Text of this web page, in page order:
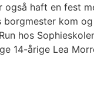
også haft en fest
kom
hos
14-årige Lea